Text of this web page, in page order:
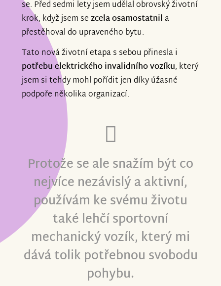
se. Před sedmi lety jsem udělal obrovský životní
krok, když jsem sezcela osamostatnila
přestěhoval do upraveného bytu.
Tato nová životní etapa s sebou přinesla i
potřebu elektrického invalidního vozíku, který
jsem si tehdy mohl pořídit jen díky úžasné
podpoře několika organizací.
Protože se ale snažím být co
nejvíce nezávislý a aktivní,
používám ke svému životu
také lehčí sportovní
mechanický vozík, který mi
dává tolik potřebnou svobodu
pohybu.